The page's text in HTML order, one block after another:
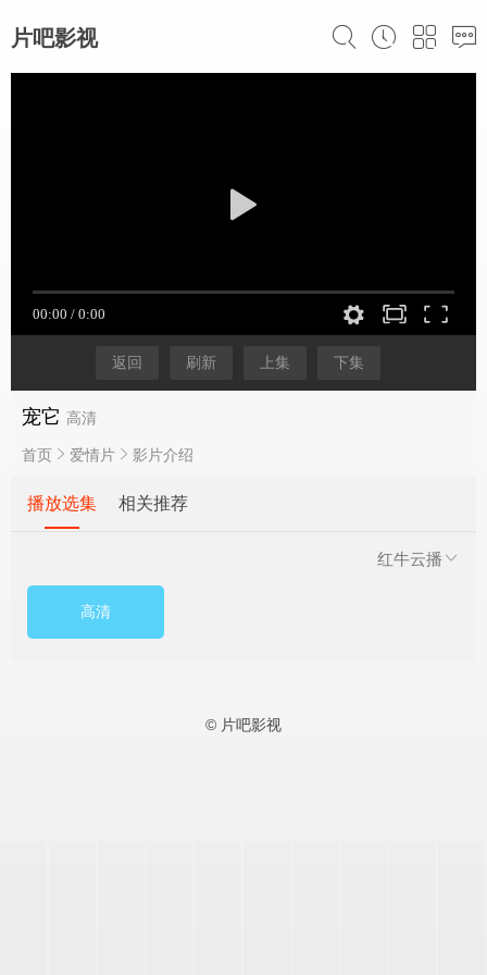
片吧影视
返回 刷新 上集 下集
宠它 高清
首页 爱情片 影片介绍
播放选集 相关推荐
红牛云播
高清
© 片吧影视